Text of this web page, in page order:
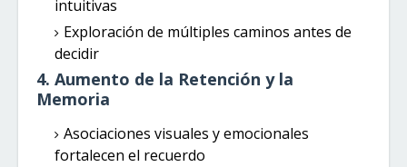
intuitivas
Exploración de múltiples caminos antes de
decidir
4. Aumento de la Retención y la
Memoria
Asociaciones visuales y emocionales
fortalecen el recuerdo